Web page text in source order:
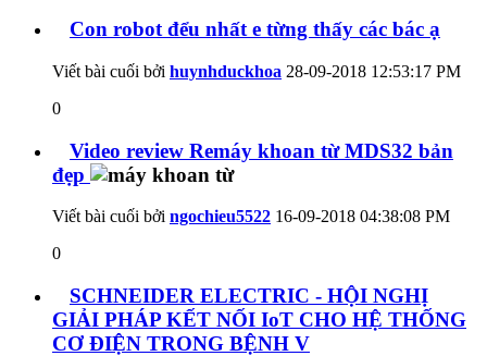
Con robot đểu nhất e từng thấy các bác ạ
Viết bài cuối bởi huynhduckhoa 28-09-2018 12:53:17 PM
0
Video review Remáy khoan từ MDS32 bản
đẹp
Viết bài cuối bởi ngochieu5522 16-09-2018 04:38:08 PM
0
SCHNEIDER ELECTRIC - HỘI NGHỊ
GIẢI PHÁP KẾT NỐI IoT CHO HỆ THỐNG
CƠ ĐIỆN TRONG BỆNH V